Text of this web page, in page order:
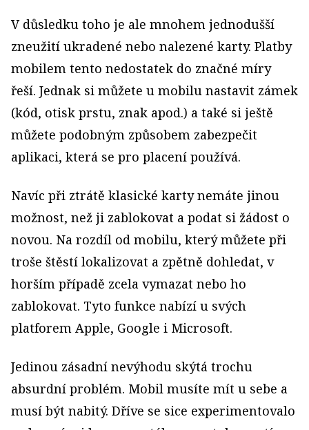
V důsledku toho je ale mnohem jednodušší
zneužití ukradené nebo nalezené karty. Platby
mobilem tento nedostatek do značné míry
řeší. Jednak si můžete u mobilu nastavit zámek
(kód, otisk prstu, znak apod.) a také si ještě
můžete podobným způsobem zabezpečit
aplikaci, která se pro placení používá.
Navíc při ztrátě klasické karty nemáte jinou
možnost, než ji zablokovat a podat si žádost o
novou. Na rozdíl od mobilu, který můžete při
troše štěstí lokalizovat a zpětně dohledat, v
horším případě zcela vymazat nebo ho
zablokovat. Tyto funkce nabízí u svých
platforem Apple, Google i Microsoft.
Jedinou zásadní nevýhodu skýtá trochu
absurdní problém. Mobil musíte mít u sebe a
musí být nabitý. Dříve se sice experimentovalo